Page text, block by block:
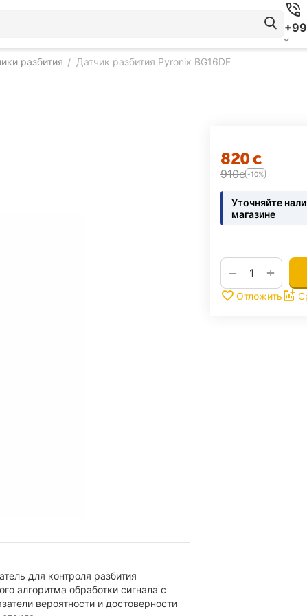
разбития / Датчик разбития Pyronix BG16DF
‍820‍с
‍910‍с -10%
Уточняйте
магазине
+
−
Отложить
для контроля разбития
алгоритма обработки сигнала с
вероятности и достоверности